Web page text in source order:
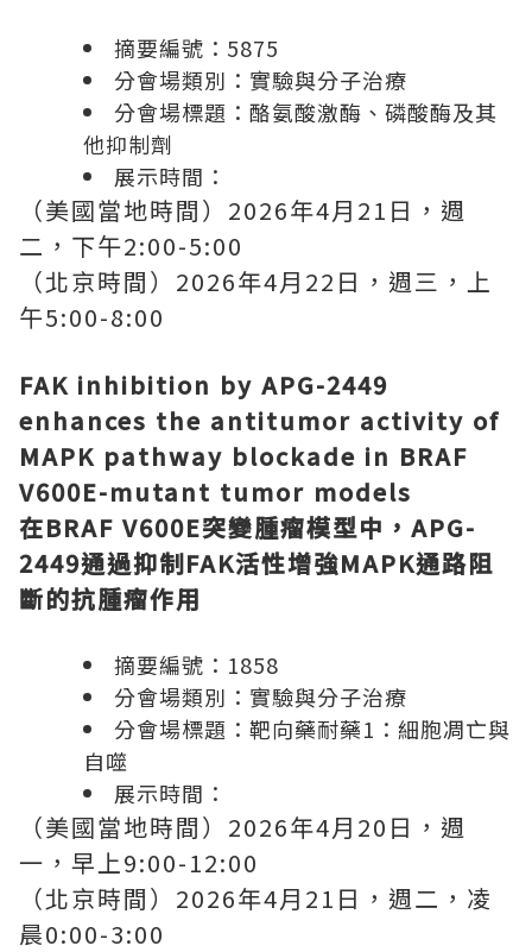
摘要編號： 5875
分會場類別：實驗與分子治療
分會場標題：酪氨酸激酶、磷酸酶及其
他抑制劑
展示時間：
（美國當地時間） 2026年4月 21 日，週
二，下午2:00-5:00
（北京時間） 2026年4月 22 日，週三，上
午5:00-8:00
FAK inhibition by APG-2449
enhances the antitumor activity of
MAPK pathway blockade in BRAF
V600E-mutant tumor models
在BRAF V600E突變腫瘤模型中， APG-
2449通過抑制FAK活性增強MAPK通路阻
斷的抗腫瘤作用
摘要編號： 1858
分會場類別：實驗與分子治療
分會場標題：靶向藥耐藥1 ：細胞凋亡與
自噬
展示時間：
（美國當地時間） 2026年4月 20 日，週
一，早上9:00-12:00
（北京時間） 2026年4月 21 日，週二，凌
晨0:00-3:00